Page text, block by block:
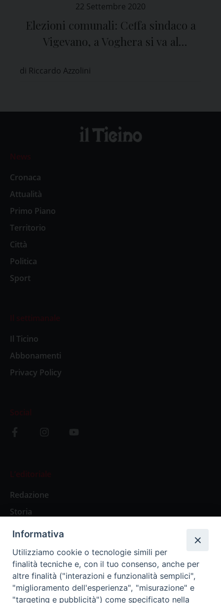
22 Settembre 2020
Elezioni comunali: Ceffa sindaco a
Vigevano, a Voghera si va al
di Riccardo Azzolini
News
Cronaca
Attualità
Primo Piano
Territorio
Città
Politica
Sport
Il settimanale
Il Ticino
Abbonamenti
Privacy Policy
Social
L’editoriale
Redazione
Storia
Abbonamenti
Abbonamento Annuale Digitale
Abbonamento Annuale Cartaceo
Informativa
Utilizziamo cookie o tecnologie simili per
finalità tecniche e, con il tuo consenso, anche per
altre finalità ("interazioni e funzionalità semplici",
"miglioramento dell'esperienza", "misurazione" e
"targeting e pubblicità") come specificato nella